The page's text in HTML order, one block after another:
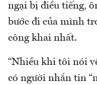
ngại bị điều tiếng,
bước đi của mình
công khai nhất.
“Nhiều khi tôi nói
có người nhắn tin